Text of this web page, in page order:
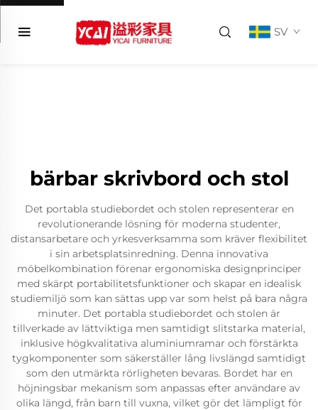
SV
bärbar skrivbord och stol
Det portabla studiebordet och stolen representerar en
revolutionerande lösning för moderna studenter,
distansarbetare och yrkesverksamma som kräver flexibilitet
i sin arbetsplatsinredning. Denna innovativa
möbelkombination förenar ergonomiska designprinciper
med skärpt portabilitetsfunktioner och skapar en idealisk
studiemiljö som kan sättas upp var som helst på bara några
minuter. Det portabla studiebordet och stolen är
tillverkade av lättviktiga men samtidigt slitstarka material,
inklusive högkvalitativa aluminiumramar och förstärkta
tygkomponenter som säkerställer lång livslängd samtidigt
som den utmärkta rörligheten bevaras. Bordet har en
höjningsbar mekanism som anpassas efter användare av
olika längd, från barn till vuxna, vilket gör det lämpligt för